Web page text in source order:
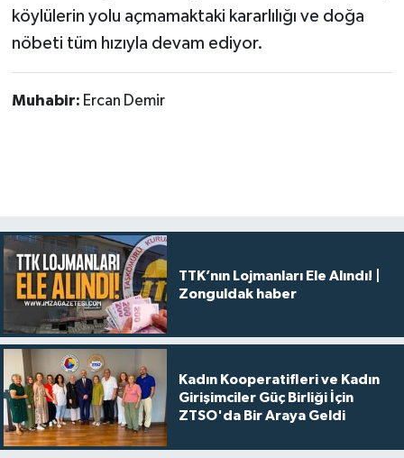
köylülerin yolu açmamaktaki kararlılığı ve doğa
nöbeti tüm hızıyla devam ediyor.
Muhabir: Ercan Demir
TTK’nın Lojmanları Ele Alındı! |
Zonguldak haber
Kadın Kooperatifleri ve Kadın
Girişimciler Güç Birliği İçin
ZTSO'da Bir Araya Geldi